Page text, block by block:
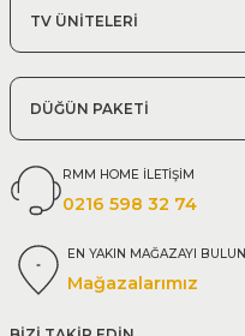
TV ÜNİTELERİ
DÜĞÜN PAKETİ
RMM HOME İLETİŞİM
0216 598 32 74
EN YAKIN MAĞAZAYI BULUN
Mağazalarımız